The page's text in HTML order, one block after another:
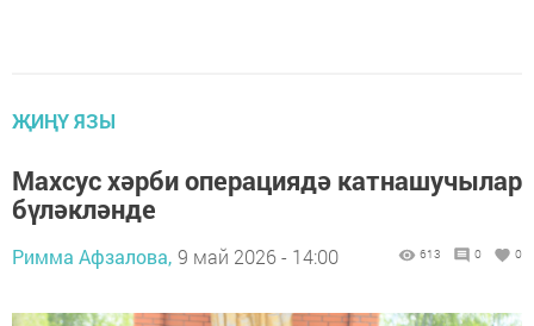
ҖИҢҮ ЯЗЫ
Махсус хәрби операциядә катнашучылар
бүләкләнде
Римма Афзалова, 9 май 2026 - 14:00 613 0 0